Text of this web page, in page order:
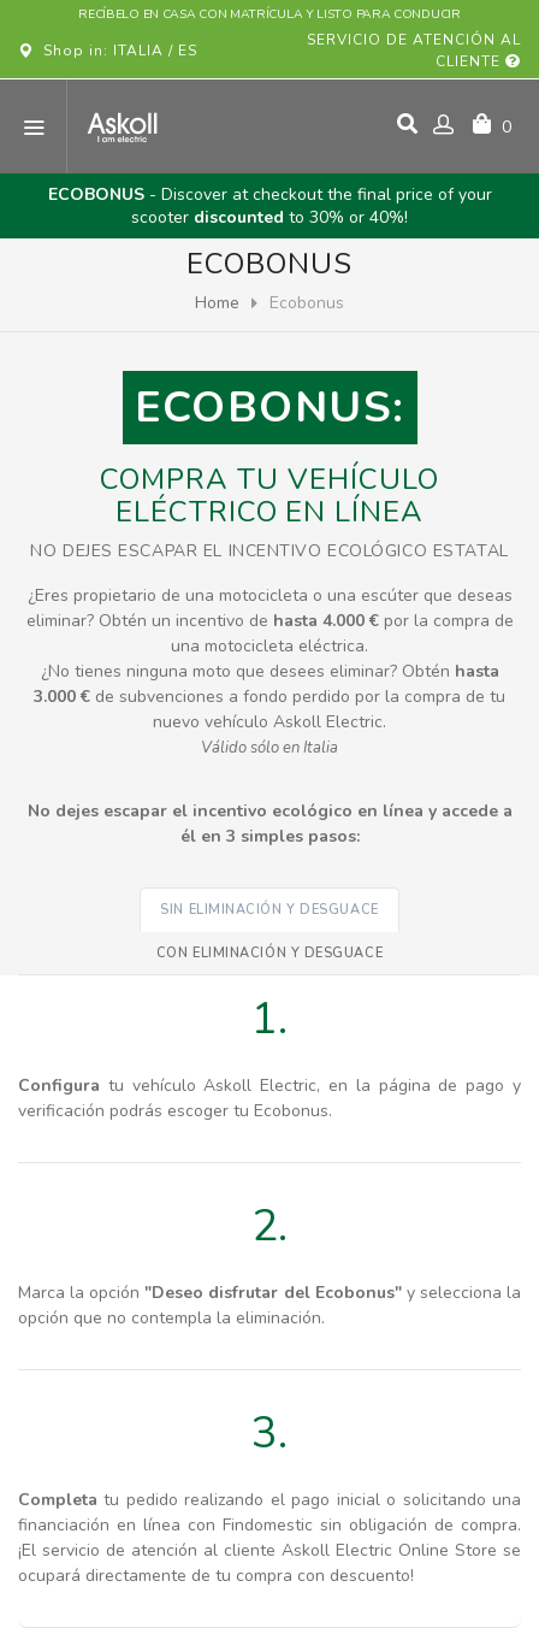
RECÍBELO EN CASA CON MATRÍCULA Y LISTO PARA CONDUCIR
Shop in: ITALIA / ES
SERVICIO DE ATENCIÓN AL
CLIENTE
0
ECOBONUS- Discover at checkout the final price of your
scooter discounted to 30% or 40%!
ECOBONUS
Home Ecobonus
ECOBONUS:
COMPRA TU VEHÍCULO
ELÉCTRICO EN LÍNEA
NO DEJES ESCAPAR EL INCENTIVO ECOLÓGICO ESTATAL
¿Eres propietario de una motocicleta o una escúter que deseas
eliminar? Obtén un incentivo de hasta 4.000 €por la compra de
una motocicleta eléctrica.
¿No tienes ninguna moto que desees eliminar? Obtén hasta
3.000 € de subvenciones a fondo perdido por la compra de tu
nuevo vehículo Askoll Electric.
Válido sólo en Italia
No dejes escapar el incentivo ecológico en línea y accede a
él en 3 simples pasos:
SIN ELIMINACIÓN Y DESGUACE
CON ELIMINACIÓN Y DESGUACE
1.
Configura tu vehículo Askoll Electric, en la página de pago y
verificación podrás escoger tu Ecobonus.
2.
Marca la opción "Deseo disfrutar del Ecobonus"y selecciona la
opción que no contempla la eliminación.
3.
Completa tu pedido realizando el pago inicial o solicitando una
financiación en línea con Findomestic sin obligación de compra.
¡El servicio de atención al cliente Askoll Electric Online Store se
ocupará directamente de tu compra con descuento!